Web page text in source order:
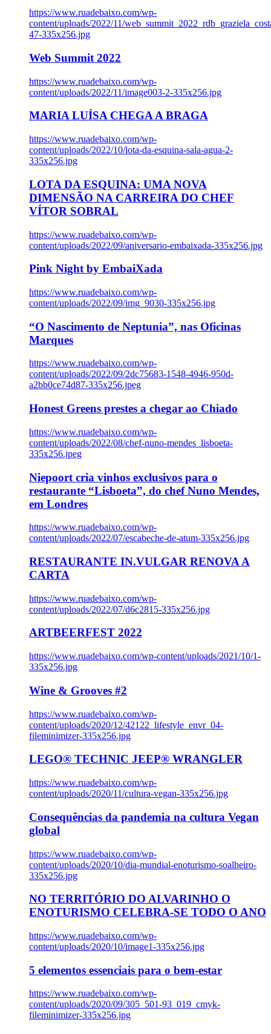
https://www.ruadebaixo.com/wp-
content/uploads/2022/11/
47-335x256.jpg
Web Summit 2022
https://www.ruadebaixo.com/wp-
content/uploads/2022/11/image003-2-335x256.jpg
MARIA LUÍSA CHEGA A BRAGA
https://www.ruadebaixo.com/wp-
content/uploads/2022/10/lota-da-esquina-sala-agua-2-
335x256.jpg
LOTA DA ESQUINA: UMA NOVA
DIMENSÃO NA CARREIRA DO CHEF
VÍTOR SOBRAL
https://www.ruadebaixo.com/wp-
content/uploads/2022/09/aniversario-embaixada-335x256.jpg
Pink Night by EmbaiXada
https://www.ruadebaixo.com/wp-
content/uploads/2022/09/img_9030-335x256.jpg
“O Nascimento de Neptunia”, nas Oficinas
Marques
https://www.ruadebaixo.com/wp-
content/uploads/2022/09/2dc75683-1548-4946-950d-
a2bb0ce74d87-335x256.jpeg
Honest Greens prestes a chegar ao Chiado
https://www.ruadebaixo.com/wp-
content/uploads/2022/08/chef-nuno-mendes_lisboeta-
335x256.jpeg
Niepoort cria vinhos exclusivos para o
restaurante “Lisboeta”, do chef Nuno Mendes,
em Londres
https://www.ruadebaixo.com/wp-
content/uploads/2022/07/escabeche-de-atum-335x256.jpg
RESTAURANTE IN.VULGAR RENOVA A
CARTA
https://www.ruadebaixo.com/wp-
content/uploads/2022/07/d6c2815-335x256.jpg
ARTBEERFEST 2022
https://www.ruadebaixo.com/wp-content/uploads/2021/10/1-
335x256.jpg
Wine & Grooves #2
https://www.ruadebaixo.com/wp-
content/uploads/2020/12/42122_lifestyle_envr_04-
fileminimizer-335x256.jpg
LEGO® TECHNIC JEEP® WRANGLER
https://www.ruadebaixo.com/wp-
content/uploads/2020/11/cultura-vegan-335x256.jpg
Consequências da pandemia na cultura Vegan
global
https://www.ruadebaixo.com/wp-
content/uploads/2020/10/dia-mundial-enoturismo-soalheiro-
335x256.jpg
NO TERRITÓRIO DO ALVARINHO O
ENOTURISMO CELEBRA-SE TODO O ANO
https://www.ruadebaixo.com/wp-
content/uploads/2020/10/image1-335x256.jpg
5 elementos essenciais para o bem-estar
https://www.ruadebaixo.com/wp-
content/uploads/2020/09/305_501-93_019_cmyk-
fileminimizer-335x256.jpg